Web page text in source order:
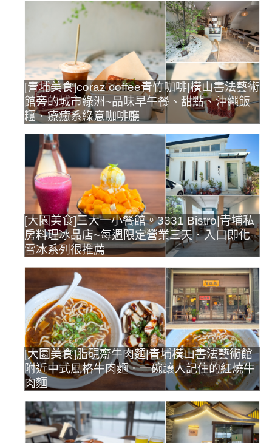
[青埔美食]coraz coffee青竹咖啡|橫山書法藝術
館旁的城市綠洲~品味早午餐、甜點、沖繩飯
糰．療癒系綠意咖啡廳
[大園美食]三大一小餐館。3331 Bistro|青埔私
房料理冰品店~每週限定營業三天．入口即化
雪冰系列很推薦
[大園美食]脂硯齋牛肉麵|青埔橫山書法藝術館
附近中式風格牛肉麵．一碗讓人記住的紅燒牛
肉麵